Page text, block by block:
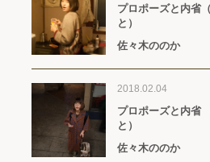
プロポーズと内省
と）
佐々木ののか
2018.02.04
プロポーズと内省
と）
佐々木ののか